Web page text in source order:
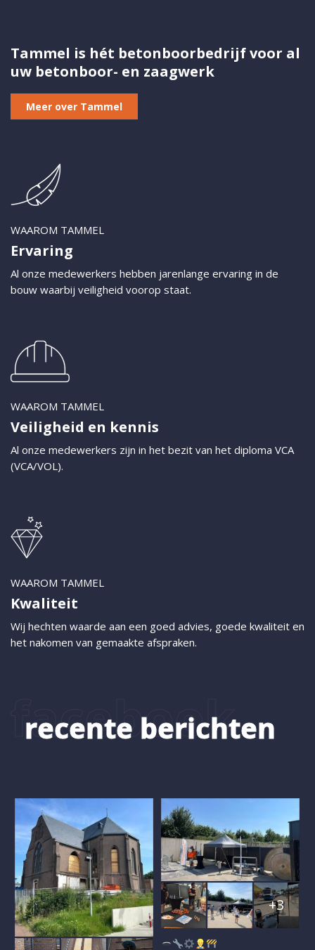
Tammel is hét betonboorbedrijf voor al
uw betonboor- en zaagwerk
Meer over Tammel
WAAROM TAMMEL
Ervaring
Al onze medewerkers hebben jarenlange ervaring in de
bouw waarbij veiligheid voorop staat.
WAAROM TAMMEL
Veiligheid en kennis
Al onze medewerkers zijn in het bezit van het diploma VCA
(VCA/VOL).
WAAROM TAMMEL
Kwaliteit
Wij hechten waarde aan een goed advies, goede kwaliteit en
het nakomen van gemaakte afspraken.
facebook
recente berichten
+3